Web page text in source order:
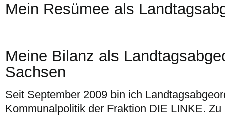
Mein Resümee als
Meine Bilanz als
Sachsen
Seit September 2009 bin ich
Kommunalpolitik der Fraktion DIE LINKE.